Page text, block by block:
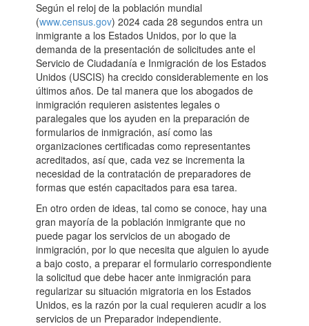
Según el reloj de la población mundial
(www.census.gov) 2024 cada 28 segundos entra un
inmigrante a los Estados Unidos, por lo que la
demanda de la presentación de solicitudes ante el
Servicio de Ciudadanía e Inmigración de los Estados
Unidos (USCIS) ha crecido considerablemente en los
últimos años. De tal manera que los abogados de
inmigración requieren asistentes legales o
paralegales que los ayuden en la preparación de
formularios de inmigración, así como las
organizaciones certificadas como representantes
acreditados, así que, cada vez se incrementa la
necesidad de la contratación de preparadores de
formas que estén capacitados para esa tarea.
En otro orden de ideas, tal como se conoce, hay una
gran mayoría de la población inmigrante que no
puede pagar los servicios de un abogado de
inmigración, por lo que necesita que alguien lo ayude
a bajo costo, a preparar el formulario correspondiente
la solicitud que debe hacer ante inmigración para
regularizar su situación migratoria en los Estados
Unidos, es la razón por la cual requieren acudir a los
servicios de un Preparador independiente.